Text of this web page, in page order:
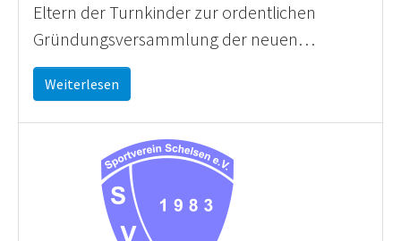
Eltern der Turnkinder zur ordentlichen
Gründungsversammlung der neuen…
Weiterlesen